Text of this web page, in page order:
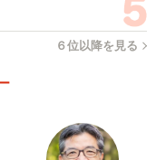
4/19
６位以降を見る